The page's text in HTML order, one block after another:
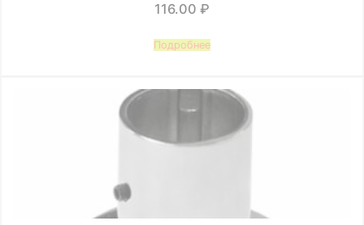
116.00 ₽
Подробнее